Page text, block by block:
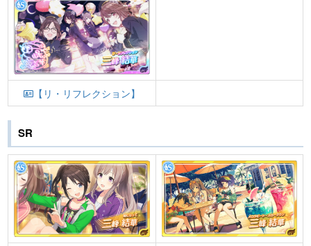
【リ・リフレクション】
SR